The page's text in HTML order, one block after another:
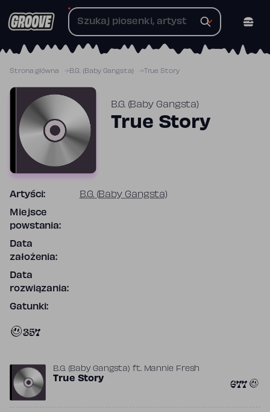
do
Strona główna B.G. (Baby Gangsta) True Story
B.G. (Baby Gangsta)
True Story
Artyści: B.G. (Baby Gangsta)
Miejsce
powstania:
Data
założenia:
Data
rozwiązania:
Gatunki:
357
B.G. (Baby Gangsta) ft. Mannie Fresh
True Story 677